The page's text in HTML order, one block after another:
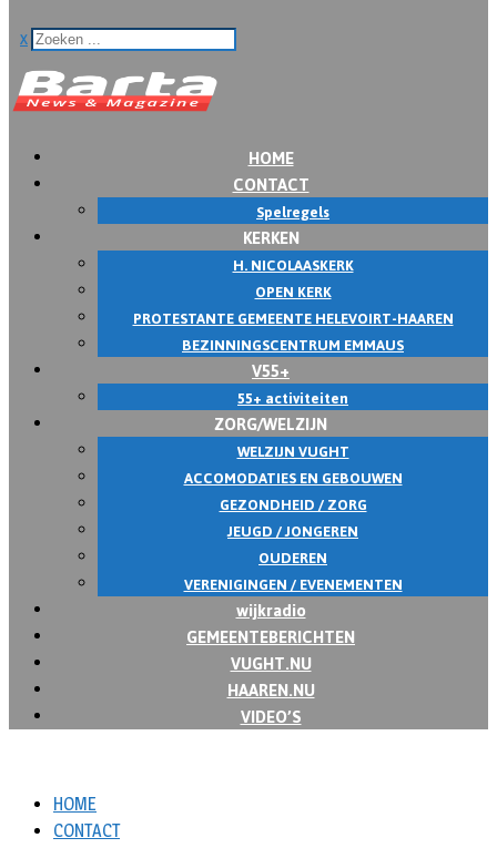
x
HOME
CONTACT
Spelregels
KERKEN
H. NICOLAASKERK
OPEN KERK
PROTESTANTE GEMEENTE HELEVOIRT-HAAREN
BEZINNINGSCENTRUM EMMAUS
V55+
55+ activiteiten
ZORG/WELZIJN
WELZIJN VUGHT
ACCOMODATIES EN GEBOUWEN
GEZONDHEID / ZORG
JEUGD / JONGEREN
OUDEREN
VERENIGINGEN / EVENEMENTEN
wijkradio
GEMEENTEBERICHTEN
VUGHT.NU
HAAREN.NU
VIDEO’S
HOME
CONTACT